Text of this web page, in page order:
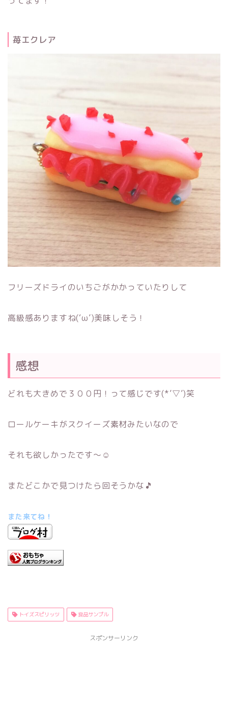
苺エクレア
フリーズドライのいちごがかかっていたりして
高級感ありますね(‘ω’)美味しそう！
感想
どれも大きめで３００円！って感じです(*’▽’)笑
ロールケーキがスクイーズ素材みたいなので
それも欲しかったです～☺
またどこかで見つけたら回そうかな🎵
また来てね！
トイズスピリッツ 食品サンプル
スポンサーリンク